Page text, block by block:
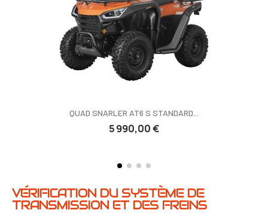
QUAD SNARLER AT6 S STANDARD...
5 990,00 €
VÉRIFICATION DU SYSTÈME DE
TRANSMISSION ET DES FREINS